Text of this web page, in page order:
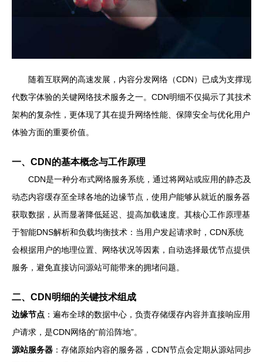
随着互联网的高速发展，内容分发网络（CDN）已成为支撑现
代数字体验的关键网络技术服务之一。CDN明细不仅揭示了其技术
架构的复杂性，更体现了其在提升网络性能、保障安全与优化用户
体验方面的重要价值。
一、CDN的基本概念与工作原理
CDN是一种分布式网络服务系统，通过将网站或应用的静态及
动态内容缓存至全球各地的边缘节点，使用户能够从就近的服务器
获取数据，从而显著降低延迟、提高加载速度。其核心工作原理基
于智能DNS解析和负载均衡技术：当用户发起请求时，CDN系统
会根据用户的地理位置、网络状况等因素，自动选择最优节点提供
服务，避免直接访问源站可能带来的拥堵问题。
二、CDN明细的关键技术组成
边缘节点 ：遍布全球的数据中心，负责存储缓存内容并直接响应用
户请求，是CDN网络的“前沿阵地”。
源站服务器 ：存储原始内容的服务器，CDN节点会定期从源站同步